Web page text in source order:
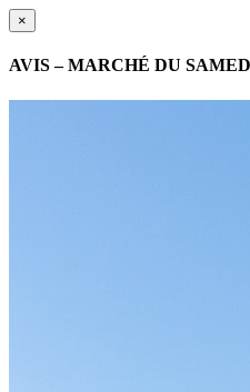
×
AVIS – MARCHÉ DU